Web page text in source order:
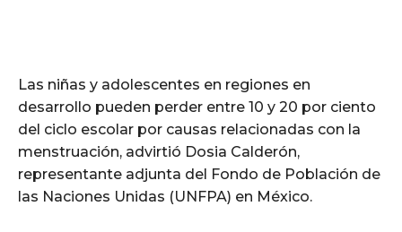
Las niñas y adolescentes en regiones en
desarrollo pueden perder entre 10 y 20 por ciento
del ciclo escolar por causas relacionadas con la
menstruación, advirtió Dosia Calderón,
representante adjunta del Fondo de Población de
las Naciones Unidas (UNFPA) en México.